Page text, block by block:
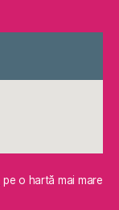
pe o hartă mai mare